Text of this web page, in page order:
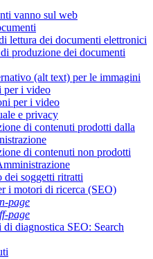
vanno sul web
lettura dei documenti elettronici
produzione dei documenti
(alt text) per le immagini
per i video
per i video
e privacy
di contenuti prodotti dalla
di contenuti non prodotti
dei soggetti ritratti
i motori di ricerca (SEO)
page
page
diagnostica SEO: Search